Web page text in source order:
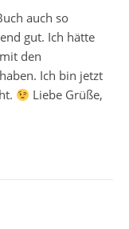
auch so
gut. Ich hätte
den
Ich bin jetzt
Liebe Grüße,